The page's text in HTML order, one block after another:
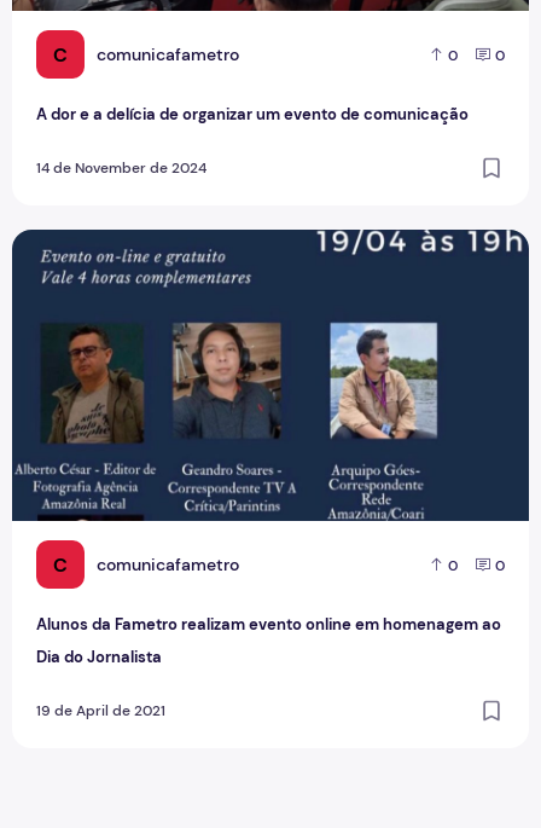
C comunicafametro 0 0
A dor e a delícia de organizar um evento de comunicação
14 de November de 2024
C comunicafametro 0 0
Alunos da Fametro realizam evento online em homenagem ao
Dia do Jornalista
19 de April de 2021
Alunos da Fametro realizam evento online em homenagem